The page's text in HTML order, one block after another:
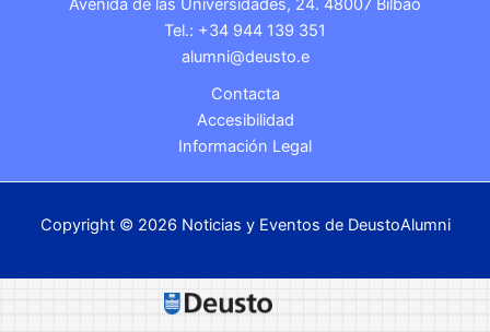
Avenida de las Universidades, 24. 48007 Bilbao
Tel.: +34 944 139 351
alumni@deusto.e
Contacta
Accesibilidad
Información Legal
Copyright © 2026 Noticias y Eventos de DeustoAlumni